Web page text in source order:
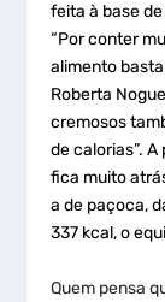
feita à base
“Por conter
alimento
Roberta
cremosos
de calorias”.
fica muito
a de paçoca,
337 kcal, o
Quem pensa